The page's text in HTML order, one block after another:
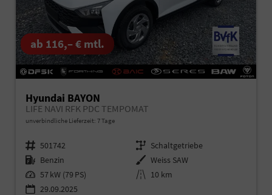
ab 116,– € mtl.
Hyundai BAYON
LIFE NAVI RFK PDC TEMPOMAT
unverbindliche Lieferzeit: 7 Tage
Fahrzeugnr. 501742 Getriebe Schaltgetriebe
Kraftstoff Benzin Außenfarbe Weiss SAW
Leistung 57 kW (79 PS) Kilometerstand 10 km
29.09.2025